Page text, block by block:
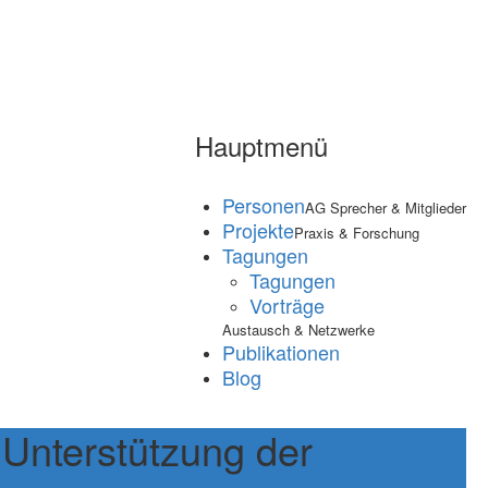
Hauptmenü
PersonenAG Sprecher & Mitglieder
ProjektePraxis & Forschung
Tagungen
Tagungen
Vorträge
Austausch & Netzwerke
Publikationen
Blog
der